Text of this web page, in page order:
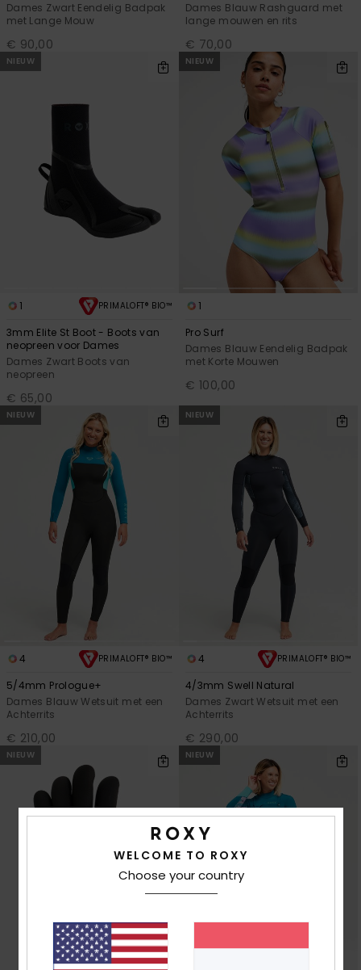
Dames Zwart Eendelig Badpak
met Lange Mouw
€ 90,00
Dames Blauw Rashguard met
lange mouwen en rits
€ 70,00
NIEUW
1 PRIMALOFT® BIO™
3mm Elite St Boot - Boots van
neopreen voor Dames
Dames Zwart Boots van
neopreen
€ 65,00
NIEUW
1
Pro Surf
Dames Blauw Eendelig Badpak
met Korte Mouwen
€ 100,00
NIEUW
4 PRIMALOFT® BIO™
5/4mm Prologue+
Dames Blauw Wetsuit met een
Achterrits
€ 210,00
NIEUW
4 PRIMALOFT® BIO™
4/3mm Swell Natural
Dames Zwart Wetsuit met een
Achterrits
€ 290,00
NIEUW NIEUW
WELCOME TO ROXY
Choose your country